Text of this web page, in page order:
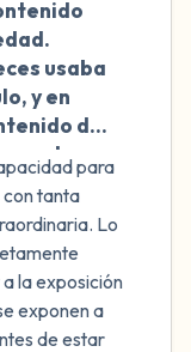
usaba
y en
de
me
posible
estas
para
tanta
Lo
la exposición
exponen a
de estar